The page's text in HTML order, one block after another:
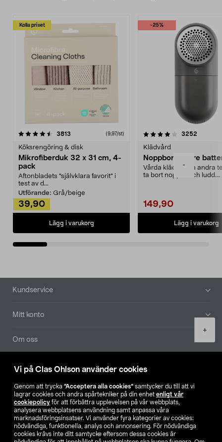
Vi på Clas Ohlson använder cookies
Genom att trycka ”Acceptera alla cookies” samtycker du till att vi
lagrar cookies och andra spårtekniker på din enhet enligt vår
cookiepolicy för att förbättra upplevelsen på vår webbplats,
analysera webbplatsens användning samt anpassa våra
marknadsföringsinsatser. Vi använder fyra kategorier av cookies:
nödvändiga, funktionella, analys och annonsering. För nödvändiga
cookies krävs inte ditt samtycke eftersom dessa cookies är
-
+
Kolla priset
3813 (9,97/st)
Köksrengöring & disk
Mikrofiberduk 32 x 31 cm, 4-
pack
Aftonbladets "självklara favorit” i
test av d...
Utförande: Grå/beige
39,90
Lägg i varukorg
-25%
4.0av 5 stjärnor 3252
Klädvård
Noppborttagare
Vårda kläder och andra
ta bort noppor och ludd.
149,90
Lägg i varukorg
4.5av 5 stjärnor
Sidfot
Kundservice
Mitt konto
Om oss
Aktuellt
Våra bolag
Hitta butik
SE NO FI